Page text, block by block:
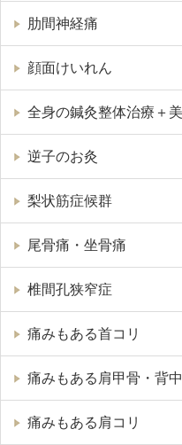
肋間神経痛
顔面けいれん
全身の鍼灸整体治療＋
逆子のお灸
梨状筋症候群
尾骨痛・坐骨痛
椎間孔狭窄症
痛みもある首コリ
痛みもある肩甲骨・背
痛みもある肩コリ